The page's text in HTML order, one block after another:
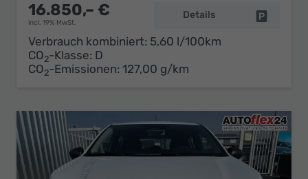
16.850,– €
incl. 19% MwSt.
Details
Verbrauch kombiniert: 5,60 l/100km
CO2-Klasse: D
CO2-Emissionen: 127,00 g/km